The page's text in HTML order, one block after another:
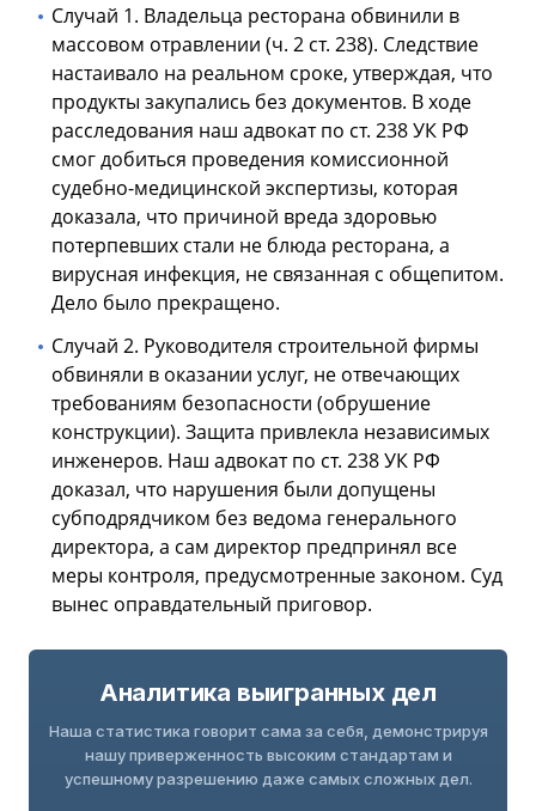
Случай 1. Владельца ресторана обвинили в
массовом отравлении (ч. 2 ст. 238). Следствие
настаивало на реальном сроке, утверждая, что
продукты закупались без документов. В ходе
расследования наш адвокат по ст. 238 УК РФ
смог добиться проведения комиссионной
судебно-медицинской экспертизы, которая
доказала, что причиной вреда здоровью
потерпевших стали не блюда ресторана, а
вирусная инфекция, не связанная с общепитом.
Дело было прекращено.
Случай 2. Руководителя строительной фирмы
обвиняли в оказании услуг, не отвечающих
требованиям безопасности (обрушение
конструкции). Защита привлекла независимых
инженеров. Наш адвокат по ст. 238 УК РФ
доказал, что нарушения были допущены
субподрядчиком без ведома генерального
директора, а сам директор предпринял все
меры контроля, предусмотренные законом. Суд
вынес оправдательный приговор.
Аналитика выигранных дел
Наша статистика говорит сама за себя, демонстрируя
нашу приверженность высоким стандартам и
успешному разрешению даже самых сложных дел.